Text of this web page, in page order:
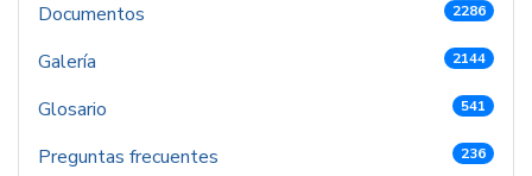
Documentos 2286
Galería 2144
Glosario 541
Preguntas frecuentes 236